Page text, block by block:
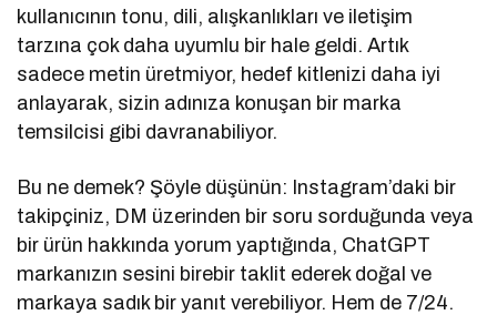
kullanıcının tonu, dili, alışkanlıkları ve iletişim
tarzına çok daha uyumlu bir hale geldi. Artık
sadece metin üretmiyor, hedef kitlenizi daha iyi
anlayarak, sizin adınıza konuşan bir marka
temsilcisi gibi davranabiliyor.
Bu ne demek? Şöyle düşünün: Instagram’daki bir
takipçiniz, DM üzerinden bir soru sorduğunda veya
bir ürün hakkında yorum yaptığında, ChatGPT
markanızın sesini birebir taklit ederek doğal ve
markaya sadık bir yanıt verebiliyor. Hem de 7/24.